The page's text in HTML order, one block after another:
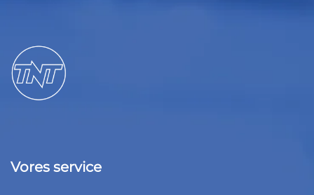
Vores service